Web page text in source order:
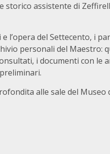
storico assistente di
del Settecento, i
personali del Maestro:
i documenti con le
alle sale del Museo